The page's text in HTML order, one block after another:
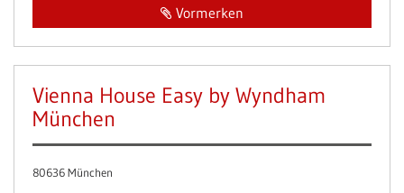
Vormerken
Vienna House Easy by Wyndham
München
80636 München